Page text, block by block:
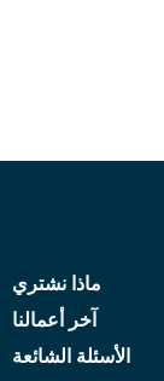
ماذا نشتري
آخر أعمالنا
الأسئلة الشائعة